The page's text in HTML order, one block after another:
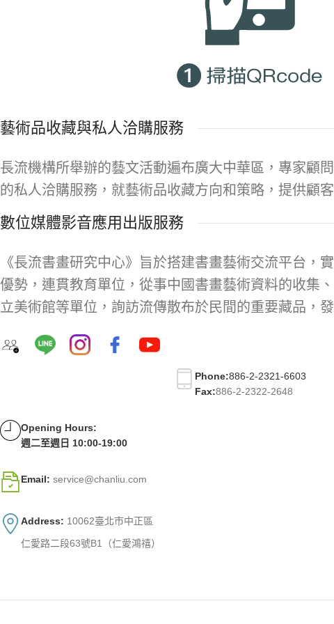
藝術品收藏與私人洽購服務
長流機構所舉辦的藝文活動遍布廣大中華區，專家顧
的私人洽購服務，就藝術品收藏方向和策略，提供顧
數位媒體影音應用出版服務
《長流書畫研究中心》旨於搭建書畫藝術交流平台
優勢，連貫教育單位，從事中國書畫藝術資料的收集
立美術館等單位，詢訪流傳散布於民間的重要藏品，
Phone:886-2-2321-6603
Fax:886-2-2322-2648
Opening Hours:
週二至週日 10:00-19:00
Email: service@chanliu.com
Address: 10062臺北市中正區
仁愛路二段63號B1（仁愛鴻禧）